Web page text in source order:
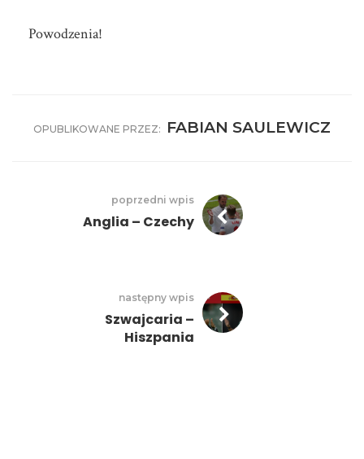
Powodzenia!
OPUBLIKOWANE PRZEZ: FABIAN SAULEWICZ
poprzedni wpis
Anglia – Czechy
następny wpis
Szwajcaria –
Hiszpania